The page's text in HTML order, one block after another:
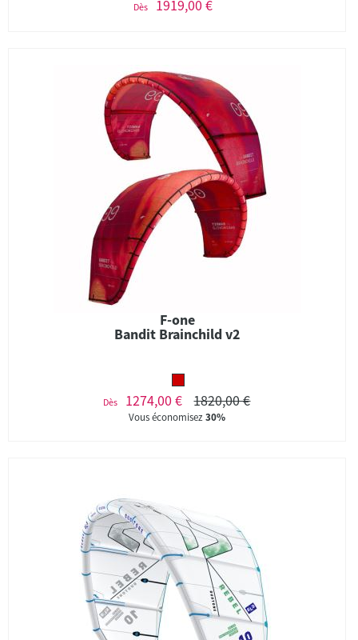
Dès 1919,00 €
F-one
Bandit Brainchild v2
Dès 1274,00 € 1820,00 €
Vous économisez30%